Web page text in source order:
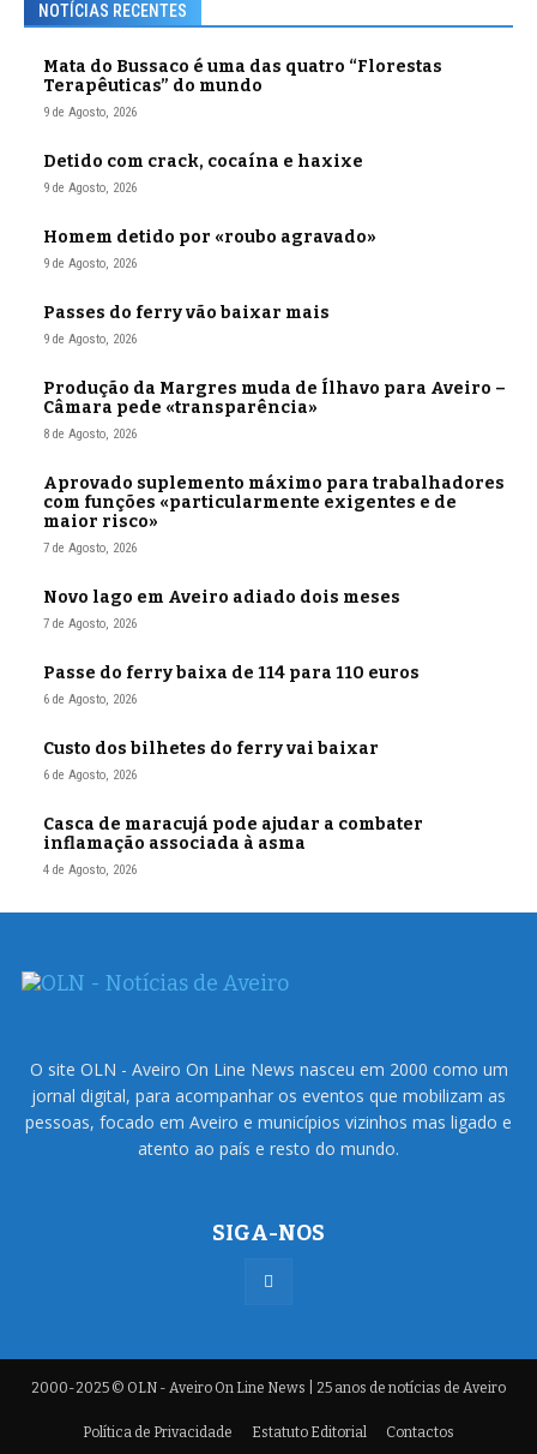
NOTÍCIAS RECENTES
Mata do Bussaco é uma das quatro “Florestas
Terapêuticas” do mundo
9 de Agosto, 2026
Detido com crack, cocaína e haxixe
9 de Agosto, 2026
Homem detido por «roubo agravado»
9 de Agosto, 2026
Passes do ferry vão baixar mais
9 de Agosto, 2026
Produção da Margres muda de Ílhavo para Aveiro –
Câmara pede «transparência»
8 de Agosto, 2026
Aprovado suplemento máximo para trabalhadores
com funções «particularmente exigentes e de
maior risco»
7 de Agosto, 2026
Novo lago em Aveiro adiado dois meses
7 de Agosto, 2026
Passe do ferry baixa de 114 para 110 euros
6 de Agosto, 2026
Custo dos bilhetes do ferry vai baixar
6 de Agosto, 2026
Casca de maracujá pode ajudar a combater
inflamação associada à asma
4 de Agosto, 2026
O site OLN - Aveiro On Line News nasceu em 2000 como um
jornal digital, para acompanhar os eventos que mobilizam as
pessoas, focado em Aveiro e municípios vizinhos mas ligado e
atento ao país e resto do mundo.
SIGA-NOS
2000-2025 © OLN - Aveiro On Line News | 25 anos de notícias de Aveiro
Política de Privacidade Estatuto Editorial Contactos